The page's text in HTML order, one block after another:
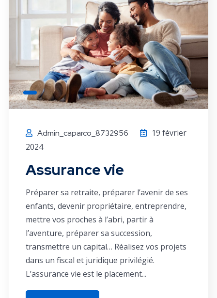
Admin_caparco_8732956
19 février
2024
Assurance vie
Préparer sa retraite, préparer l’avenir de ses
enfants, devenir propriétaire, entreprendre,
mettre vos proches à l’abri, partir à
l’aventure, préparer sa succession,
transmettre un capital… Réalisez vos projets
dans un fiscal et juridique privilégié.
L’assurance vie est le placement...